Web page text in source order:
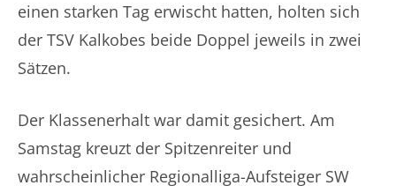
einen starken Tag erwischt hatten, holten sich
der TSV Kalkobes beide Doppel jeweils in zwei
Sätzen.
Der Klassenerhalt war damit gesichert. Am
Samstag kreuzt der Spitzenreiter und
wahrscheinlicher Regionalliga-Aufsteiger SW